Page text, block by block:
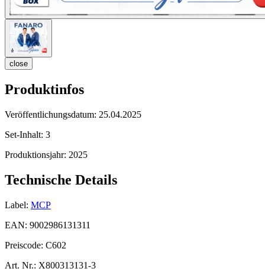
close
Produktinfos
Veröffentlichungsdatum: 25.04.2025
Set-Inhalt: 3
Produktionsjahr: 2025
Technische Details
Label: MCP
EAN: 9002986131311
Preiscode: C602
Art. Nr.: X800313131-3